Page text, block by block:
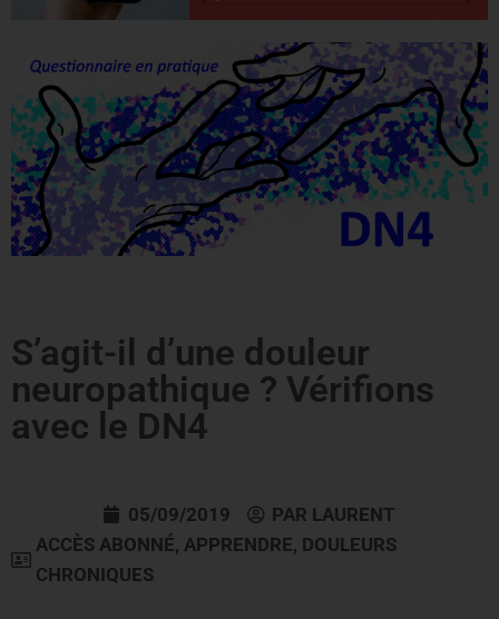
S’agit-il d’une douleur
neuropathique ? Vérifions
avec le DN4
05/09/2019 PAR LAURENT
ACCÈS ABONNÉ, APPRENDRE, DOULEURS
CHRONIQUES